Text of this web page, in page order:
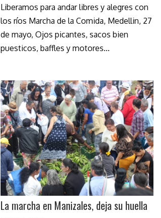
Liberamos para andar libres y alegres con
los ríos Marcha de la Comida, Medellin, 27
de mayo, Ojos picantes, sacos bien
puesticos, baffles y motores...
La marcha en Manizales, deja su huella